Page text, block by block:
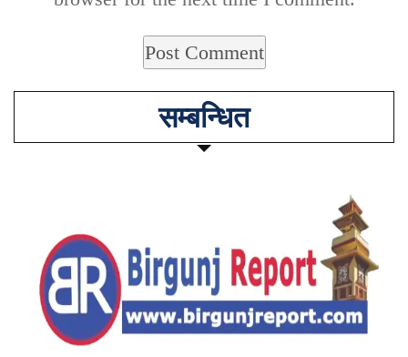
सम्बन्धित